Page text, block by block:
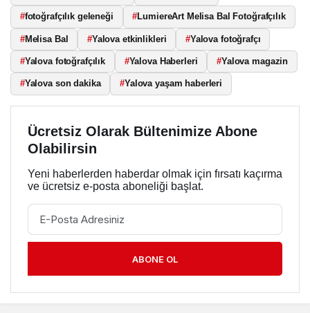
#fotoğrafçılık geleneği #LumiereArt Melisa Bal Fotoğrafçılık
#Melisa Bal #Yalova etkinlikleri #Yalova fotoğrafçı
#Yalova fotoğrafçılık #Yalova Haberleri #Yalova magazin
#Yalova son dakika #Yalova yaşam haberleri
Ücretsiz Olarak Bültenimize Abone
Olabilirsin
Yeni haberlerden haberdar olmak için fırsatı kaçırma
ve ücretsiz e-posta aboneliği başlat.
ABONE OL